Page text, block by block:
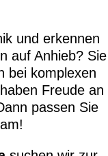
und erkennen
auf Anhieb? Sie
bei komplexen
Freude an
passen Sie